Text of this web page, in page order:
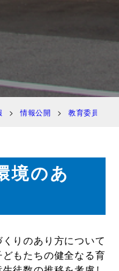
情報公開 教育委員会
境のあ
りのあり方について
もたちの健全なる育